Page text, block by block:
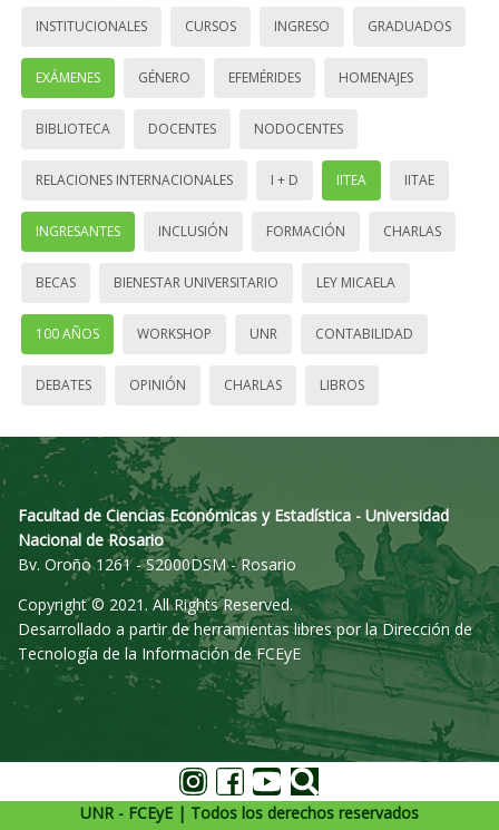
INSTITUCIONALES CURSOS INGRESO GRADUADOS
EXÁMENES GÉNERO EFEMÉRIDES HOMENAJES
BIBLIOTECA DOCENTES NODOCENTES
RELACIONES INTERNACIONALES I + D IITEA IITAE
INGRESANTES INCLUSIÓN FORMACIÓN CHARLAS
BECAS BIENESTAR UNIVERSITARIO LEY MICAELA
100 AÑOS WORKSHOP UNR CONTABILIDAD
DEBATES OPINIÓN CHARLAS LIBROS
Facultad de Ciencias Económicas y Estadística - Universidad
Nacional de Rosario
Bv. Oroño 1261 - S2000DSM - Rosario
Copyright © 2021. All Rights Reserved.
Desarrollado a partir de herramientas libres por la Dirección de
Tecnología de la Información de FCEyE
UNR - FCEyE | Todos los derechos reservados